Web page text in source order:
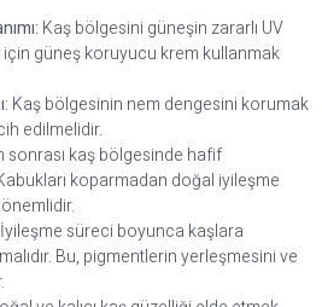
Kaş bölgesini güneşin zararlı UV
için güneş koruyucu krem kullanmak
Kaş bölgesinin nem dengesini korumak
edilmelidir.
sonrası kaş bölgesinde hafif
koparmadan doğal iyileşme
İyileşme süreci boyunca kaşlara
Bu, pigmentlerin yerleşmesini ve